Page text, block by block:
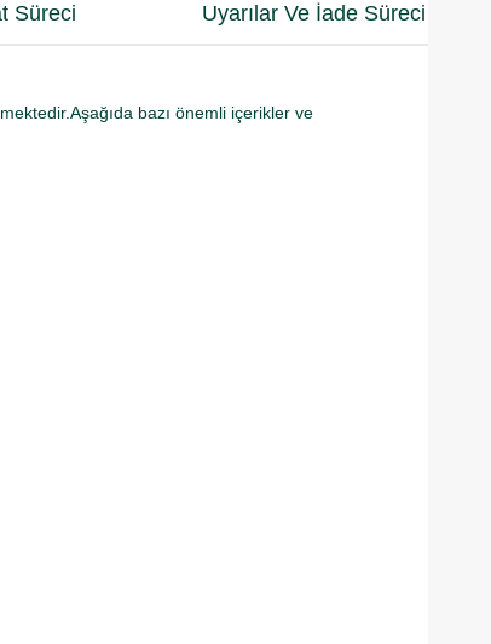
Süreci Uyarılar Ve İade Süreci
bazı önemli içerikler ve